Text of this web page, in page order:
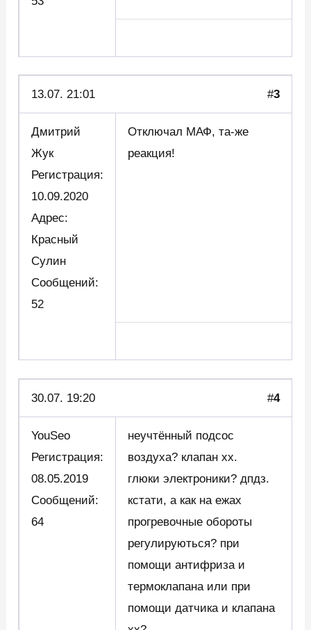
13.07. 21:01 #3
Дмитрий
Жук
Регистрация:
10.09.2020
Адрес:
Красный
Сулин
Сообщений:
52
Отключал МАФ, та-же
реакция!
30.07. 19:20 #4
YouSeo
Регистрация:
08.05.2019
Сообщений:
64
неучтённый подсос
воздуха? клапан хх.
глюки электроники? дпдз.
кстати, а как на ежах
прогревочные обороты
регулируються? при
помощи антифриза и
термоклапана или при
помощи датчика и клапана